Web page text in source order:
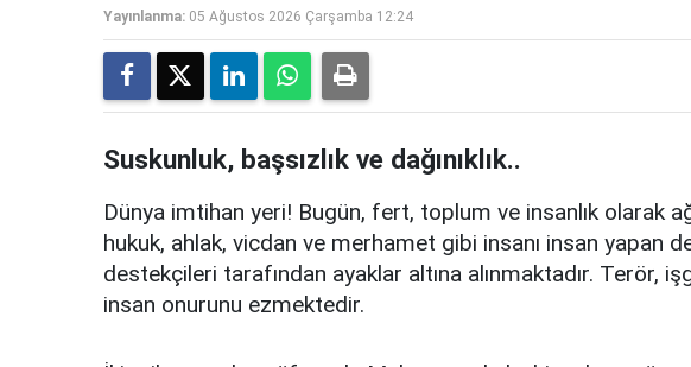
Yayınlanma: 05 Ağustos 2026 Çarşamba 12:24
Suskunluk, başsızlık ve dağınıklık..
Dünya imtihan yeri! Bugün, fert, toplum ve insanlık olarak
hukuk, ahlak, vicdan ve merhamet gibi insanı insan yapan
destekçileri tarafından ayaklar altına alınmaktadır. Terör,
insan onurunu ezmektedir.